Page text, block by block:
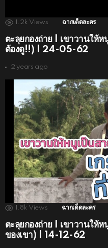
1.2k Views ฉากเด็ดละคร
ตะลุยกองถ่าย | เขาวานให้ห
ต้องดู!!) | 24-05-62
2 years ago
1.8k Views ฉากเด็ดละคร
ตะลุยกองถ่าย | เขาวานให้ห
ของเขา) | 14-12-62